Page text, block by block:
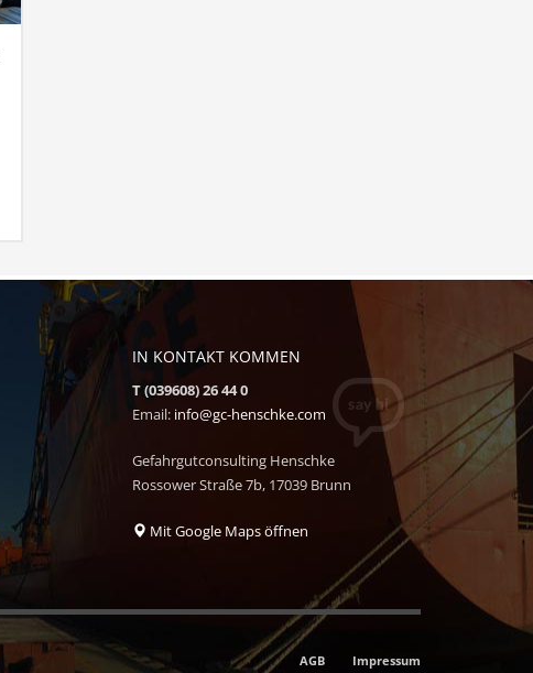
IN KONTAKT KOMMEN
T (039608) 26 44 0
Email: info@gc-henschke.com
Gefahrgutconsulting Henschke
Rossower Straße 7b, 17039 Brunn
Mit Google Maps öffnen
AGB Impressum